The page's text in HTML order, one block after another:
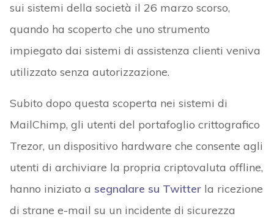
sui sistemi della società il 26 marzo scorso,
quando ha scoperto che uno strumento
impiegato dai sistemi di assistenza clienti veniva
utilizzato senza autorizzazione.
Subito dopo questa scoperta nei sistemi di
MailChimp, gli utenti del portafoglio crittografico
Trezor, un dispositivo hardware che consente agli
utenti di archiviare la propria criptovaluta offline,
hanno iniziato a segnalare su Twitterla ricezione
di strane e-mail su un incidente di sicurezza